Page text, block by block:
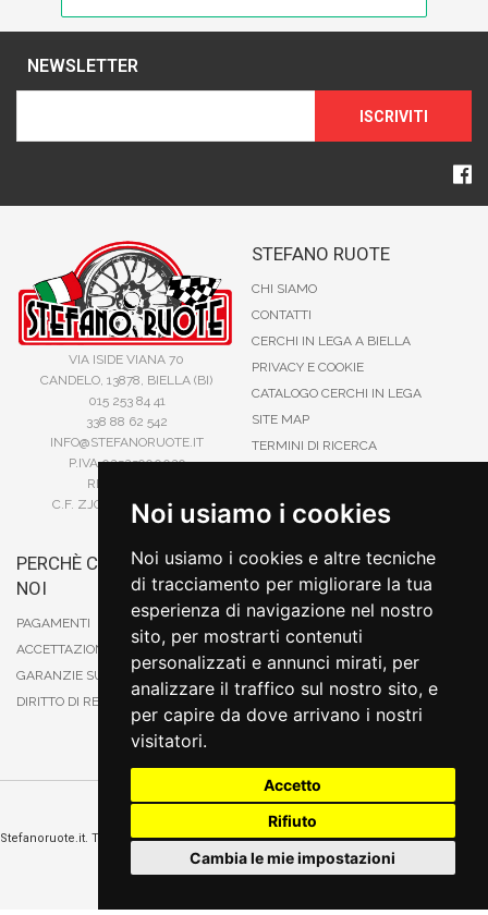
Noi usiamo i cookies
Noi usiamo i cookies e altre tecniche
di tracciamento per migliorare la tua
esperienza di navigazione nel nostro
sito, per mostrarti contenuti
personalizzati e annunci mirati, per
analizzare il traffico sul nostro sito, e
per capire da dove arrivano i nostri
visitatori.
Accetto
Rifiuto
Cambia le mie impostazioni
NEWSLETTER
ISCRIVITI
VIA ISIDE VIANA 70
CANDELO, 13878, BIELLA (BI)
015 253 84 41
338 88 62 542
INFO@STEFANORUOTE.IT
P.IVA 02525900029
REA BI193453
C.F. ZJOSFN73H14A859X
STEFANO RUOTE
CHI SIAMO
CONTATTI
CERCHI IN LEGA A BIELLA
PRIVACY E COOKIE
CATALOGO CERCHI IN LEGA
SITE MAP
TERMINI DI RICERCA
PERCHÈ COMPRARE DA
NOI
PAGAMENTI
ACCETTAZIONE DEGLI ORDINI
GARANZIE SUI PRODOTTI
DIRITTO DI RECESSO
BONIFICO
CARTA DI CREDITO
PAYPAL
CONTRASSEGNO
POSTEPAY
Cambia preferenze sui cookie
Stefanoruote.it. Tutti i diritti riservati. E' vietata la riproduzione anche parziali. Prezzi e
promozioni validi salvo errori o omissioni
Sito realizzato